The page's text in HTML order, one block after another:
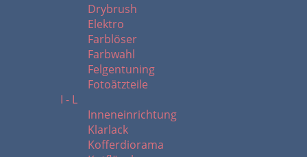
Drybrush
Elektro
Farblöser
Farbwahl
Felgentuning
Fotoätzteile
I - L
Inneneinrichtung
Klarlack
Kofferdiorama